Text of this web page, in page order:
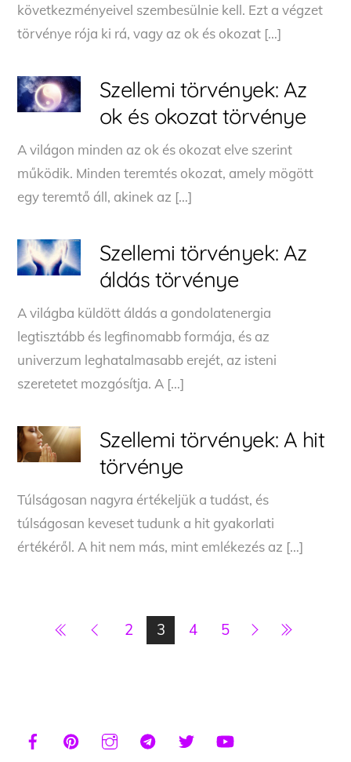
következményeivel szembesülnie kell. Ezt a végzet
törvénye rója ki rá, vagy az ok és okozat […]
Szellemi törvények: Az
ok és okozat törvénye
A világon minden az ok és okozat elve szerint
működik. Minden teremtés okozat, amely mögött
egy teremtő áll, akinek az […]
Szellemi törvények: Az
áldás törvénye
A világba küldött áldás a gondolatenergia
legtisztább és legfinomabb formája, és az
univerzum leghatalmasabb erejét, az isteni
szeretetet mozgósítja. A […]
Szellemi törvények: A hit
törvénye
Túlságosan nagyra értékeljük a tudást, és
túlságosan keveset tudunk a hit gyakorlati
értékéről. A hit nem más, mint emlékezés az […]
2 3 4 5